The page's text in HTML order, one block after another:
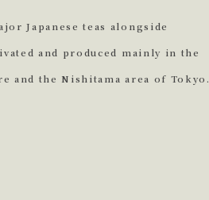
Japanese teas alongside
and produced mainly in the
and the Nishitama area of Tokyo.